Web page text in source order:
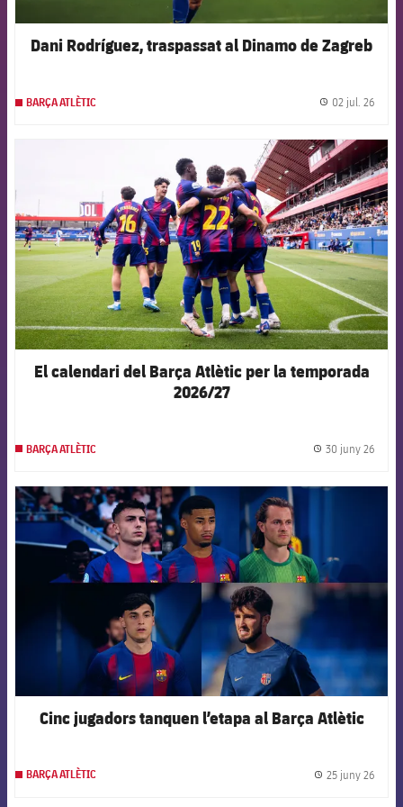
Dani Rodríguez, traspassat al Dinamo de Zagreb
BARÇA ATLÈTIC 02 jul. 26
FCB Barcelona badge
El calendari del Barça Atlètic per la temporada
2026/27
BARÇA ATLÈTIC 30 juny 26
FCB Barcelona badge
Cinc jugadors tanquen l’etapa al Barça Atlètic
BARÇA ATLÈTIC 25 juny 26